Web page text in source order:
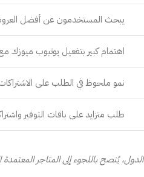
يبحث المستخدمون عن أفضل
اهتمام كبير بتفعيل يوتيوب ميوزك
نمو ملحوظ في الطلب على
طلب متزايد على باقات التوفير
يُنصح باللجوء إلى المتاجر